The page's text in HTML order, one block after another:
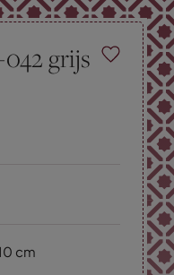
042 grijs
cm